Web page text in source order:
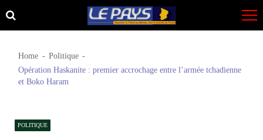
Skip
to
Skip
to
Home
Politique
Opération Haskanite : premier accrochage entre l’armée tchadienne
et Boko Haram
POLITIQUE